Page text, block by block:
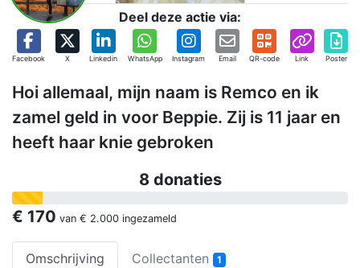
Deel deze actie via:
Facebook X Linkedin WhatsApp Instagram Email QR-code Link Poster
Hoi allemaal, mijn naam is Remco en ik
zamel geld in voor Beppie. Zij is 11 jaar en
heeft haar knie gebroken
8 donaties
€ 170 van € 2.000 ingezameld
Omschrijving Collectanten 1